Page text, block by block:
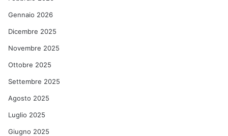
Gennaio 2026
Dicembre 2025
Novembre 2025
Ottobre 2025
Settembre 2025
Agosto 2025
Luglio 2025
Giugno 2025